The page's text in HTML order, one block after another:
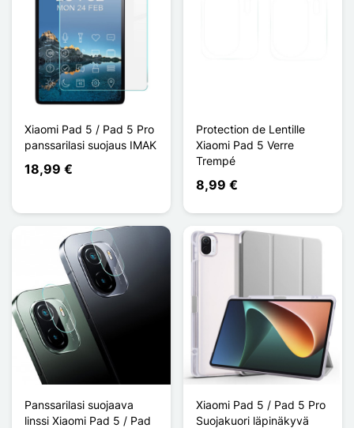
Xiaomi Pad 5 / Pad 5 Pro
panssarilasi suojaus IMAK
18,99 €
Protection de Lentille
Xiaomi Pad 5 Verre
Trempé
8,99 €
Panssarilasi suojaava
linssi Xiaomi Pad 5 / Pad
Xiaomi Pad 5 / Pad 5 Pro
Suojakuori läpinäkyvä